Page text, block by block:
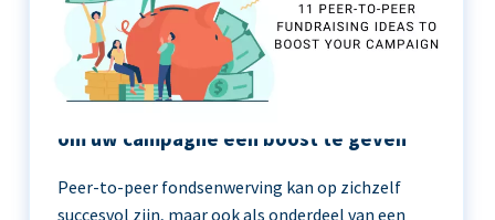
om uw campagne een boost te geven
Peer-to-peer fondsenwerving kan op zichzelf
succesvol zijn, maar ook als onderdeel van een